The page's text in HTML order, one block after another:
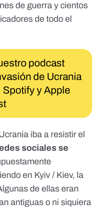
de guerra y cientos
de todo el
podcast
de Ucrania
SpotifyyApple
iba a resistir el
sociales se
en Kyiv / Kiev, la
de ellas eran
antiguaso ni siquiera